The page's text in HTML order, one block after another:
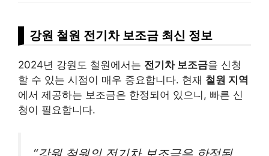
강원 철원 전기차 보조금 최신 정보
2024년 강원도 철원에서는 전기차 보조금을 신청
할 수 있는 시점이 매우 중요합니다. 현재 철원 지역
에서 제공하는 보조금은 한정되어 있으니, 빠른 신
청이 필요합니다.